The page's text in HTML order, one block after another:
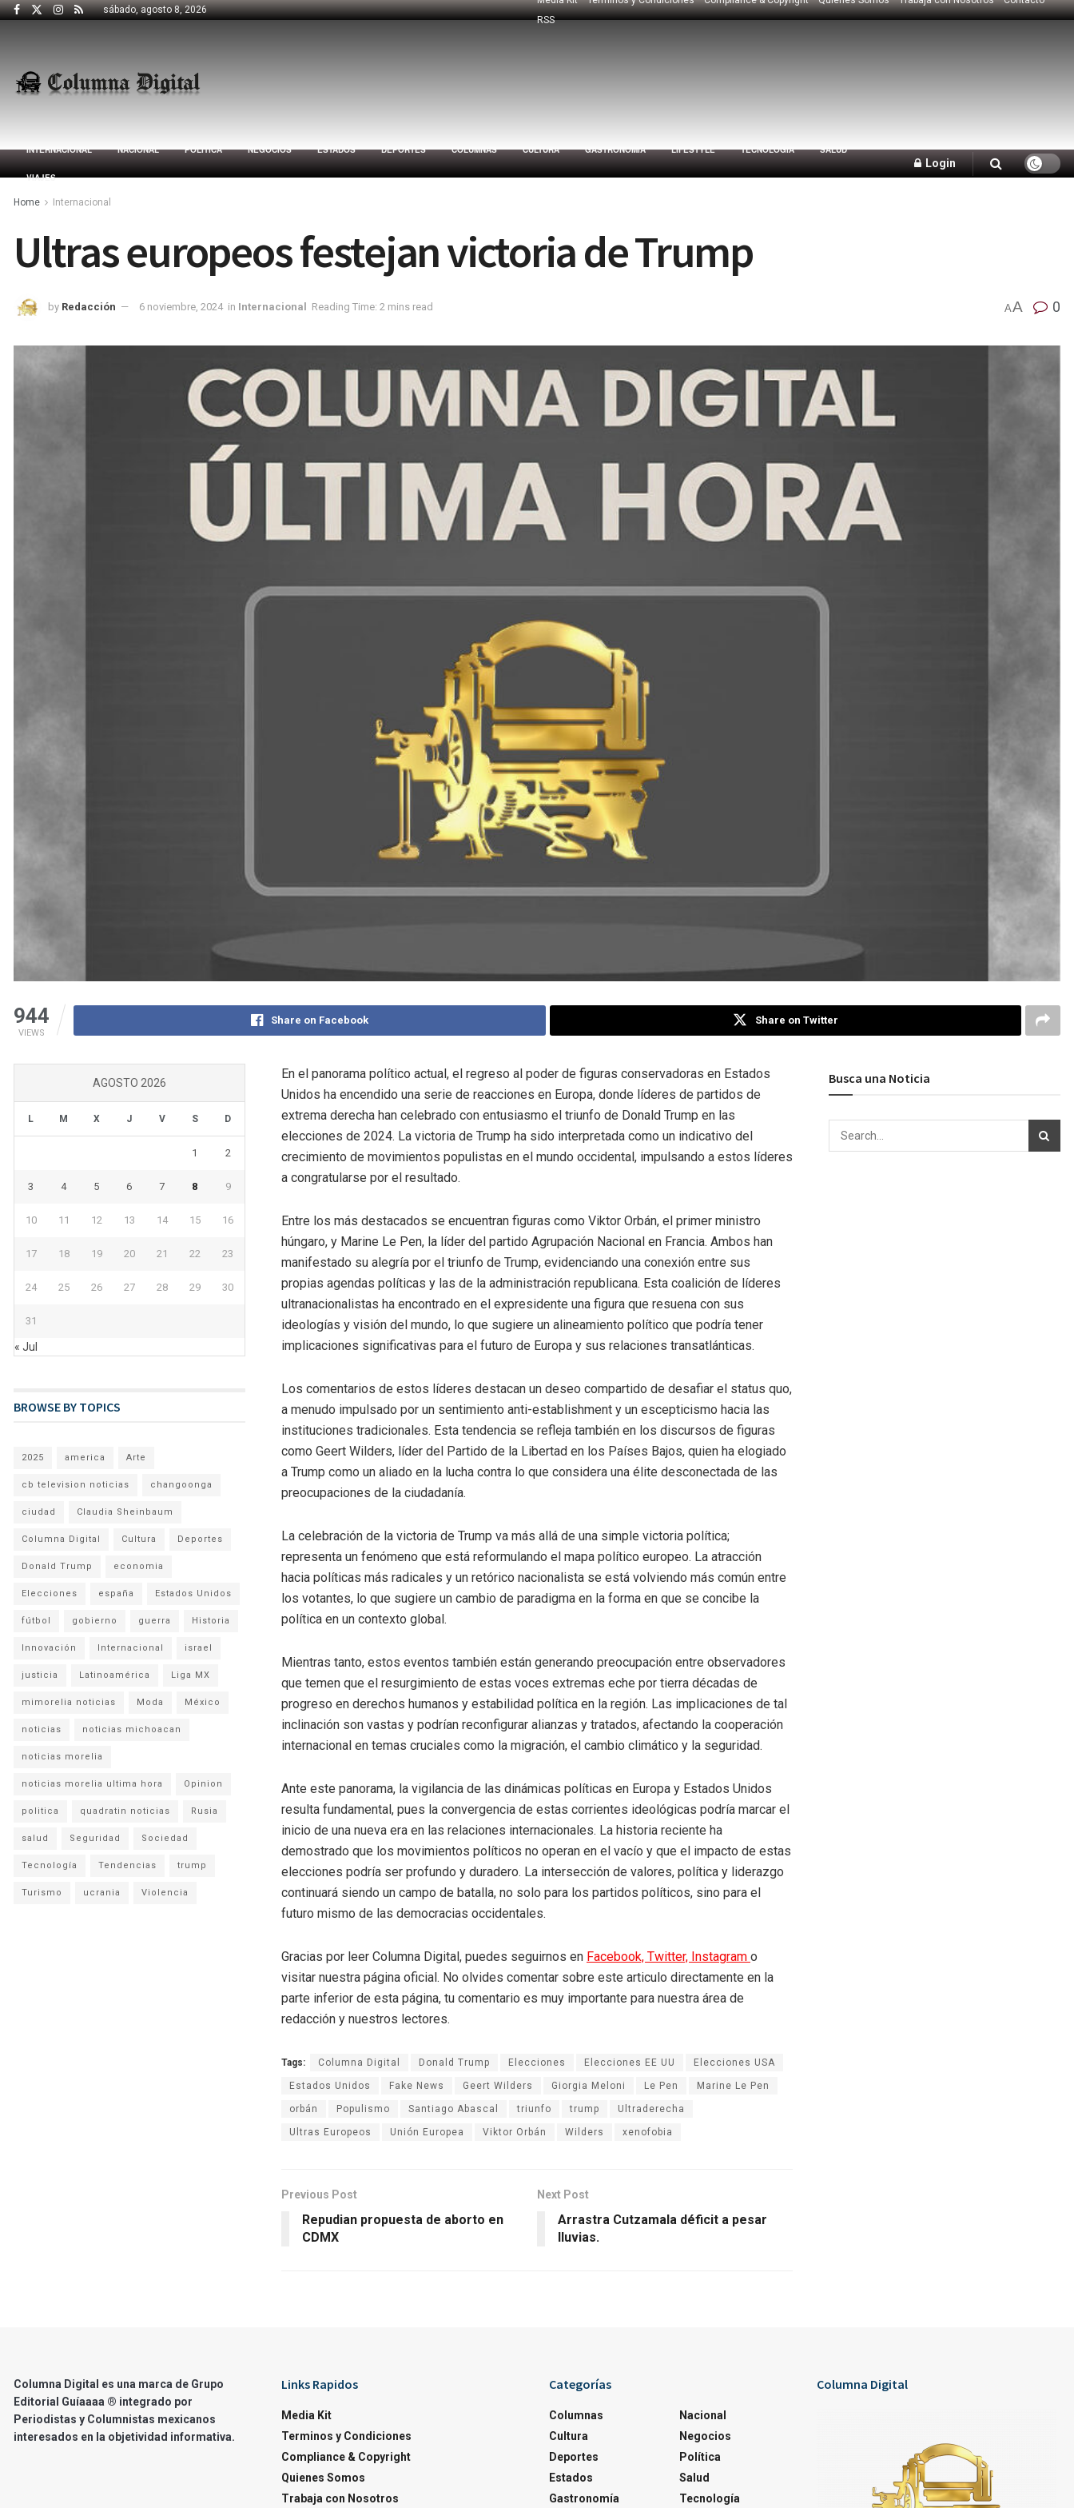
sábado, agosto 8, 2026
RSS
INTERNACIONAL NACIONAL POLÍTICA NEGOCIOS ESTADOS DEPORTES COLUMNAS CULTURA GASTRONOMÍA LIFESTYLE TECNOLOGÍA SALUD
VIAJES
Login
Home Internacional
Ultras europeos festejan victoria de Trump
by Redacción 6 noviembre, 2024 in Internacional Reading Time: 2 mins read AA 0
944
VIEWS
Share on Facebook Share on Twitter
En el panorama político actual, el regreso al poder de figuras conservadoras en Estados
Unidos ha encendido una serie de reacciones en Europa, donde líderes de partidos de
extrema derecha han celebrado con entusiasmo el triunfo de Donald Trump en las
elecciones de 2024. La victoria de Trump ha sido interpretada como un indicativo del
crecimiento de movimientos populistas en el mundo occidental, impulsando a estos líderes
a congratularse por el resultado.
Entre los más destacados se encuentran figuras como Viktor Orbán, el primer ministro
húngaro, y Marine Le Pen, la líder del partido Agrupación Nacional en Francia. Ambos han
manifestado su alegría por el triunfo de Trump, evidenciando una conexión entre sus
propias agendas políticas y las de la administración republicana. Esta coalición de líderes
ultranacionalistas ha encontrado en el expresidente una figura que resuena con sus
ideologías y visión del mundo, lo que sugiere un alineamiento político que podría tener
implicaciones significativas para el futuro de Europa y sus relaciones transatlánticas.
Los comentarios de estos líderes destacan un deseo compartido de desafiar el status quo,
a menudo impulsado por un sentimiento anti-establishment y un escepticismo hacia las
instituciones tradicionales. Esta tendencia se refleja también en los discursos de figuras
como Geert Wilders, líder del Partido de la Libertad en los Países Bajos, quien ha elogiado
a Trump como un aliado en la lucha contra lo que considera una élite desconectada de las
preocupaciones de la ciudadanía.
La celebración de la victoria de Trump va más allá de una simple victoria política;
representa un fenómeno que está reformulando el mapa político europeo. La atracción
hacia políticas más radicales y un retórico nacionalista se está volviendo más común entre
los votantes, lo que sugiere un cambio de paradigma en la forma en que se concibe la
política en un contexto global.
Mientras tanto, estos eventos también están generando preocupación entre observadores
que temen que el resurgimiento de estas voces extremas eche por tierra décadas de
progreso en derechos humanos y estabilidad política en la región. Las implicaciones de tal
inclinación son vastas y podrían reconfigurar alianzas y tratados, afectando la cooperación
internacional en temas cruciales como la migración, el cambio climático y la seguridad.
Ante este panorama, la vigilancia de las dinámicas políticas en Europa y Estados Unidos
resulta fundamental, pues la convergencia de estas corrientes ideológicas podría marcar el
inicio de una nueva era en las relaciones internacionales. La historia reciente ha
demostrado que los movimientos políticos no operan en el vacío y que el impacto de estas
elecciones podría ser profundo y duradero. La intersección de valores, política y liderazgo
continuará siendo un campo de batalla, no solo para los partidos políticos, sino para el
futuro mismo de las democracias occidentales.
Gracias por leer Columna Digital, puedes seguirnos en Facebook, Twitter, Instagram o
visitar nuestra página oficial. No olvides comentar sobre este articulo directamente en la
parte inferior de esta página, tu comentario es muy importante para nuestra área de
redacción y nuestros lectores.
Tags: Columna Digital Donald Trump Elecciones Elecciones EE UU Elecciones USA
Estados Unidos Fake News Geert Wilders Giorgia Meloni Le Pen Marine Le Pen
orbán Populismo Santiago Abascal triunfo trump Ultraderecha
Ultras Europeos Unión Europea Viktor Orbán Wilders xenofobia
Previous Post
Repudian propuesta de aborto en
CDMX
Next Post
Arrastra Cutzamala déficit a pesar
lluvias.
AGOSTO 2026
L M X J V S D
1 2
3 4 5 6 7 8 9
10 11 12 13 14 15 16
17 18 19 20 21 22 23
24 25 26 27 28 29 30
31
« Jul
BROWSE BY TOPICS
2025 america Arte
cb television noticias changoonga
ciudad Claudia Sheinbaum
Columna Digital Cultura Deportes
Donald Trump economia
Elecciones españa Estados Unidos
fútbol gobierno guerra Historia
Innovación Internacional israel
justicia Latinoamérica Liga MX
mimorelia noticias Moda México
noticias noticias michoacan
noticias morelia
noticias morelia ultima hora Opinion
politica quadratin noticias Rusia
salud Seguridad Sociedad
Tecnología Tendencias trump
Turismo ucrania Violencia
Busca una Noticia
Columna Digital es una marca de Grupo
Editorial Guíaaaa ® integrado por
Periodistas y Columnistas mexicanos
interesados en la objetividad informativa.
Links Rapidos
Media Kit
Terminos y Condiciones
Compliance & Copyright
Quienes Somos
Trabaja con Nosotros
Categorías
Columnas
Cultura
Deportes
Estados
Gastronomía
Nacional
Negocios
Política
Salud
Tecnología
Columna Digital